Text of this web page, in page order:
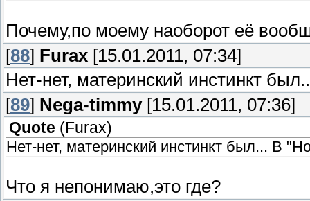
Почему,по моему наоборот её
[88] Furax [15.01.2011, 07:34]
Нет-нет, материнский инстинкт
[89] Nega-timmy[15.01.2011, 07:36]
Quote (Furax)
Нет-нет, материнский инстинкт был... В
Что я непонимаю,это где?